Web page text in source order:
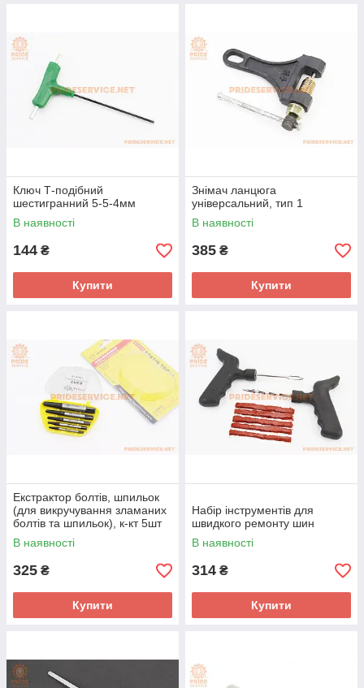
Інструмент для ремонту мотоциклів і скутерів: Набір шарошок
для сідел клапанів Ключ для регулювання клапанів, Знімач
магнето універсальний розжарений Щупи для регулювання
зазорів клапанів Екстрактор болтів, шпильок Набір
Ключ Т-подібний
шестигранний 5-5-4мм
В наявності
144 ₴
Купити
Знімач ланцюга
універсальний, тип 1
В наявності
385 ₴
Купити
Екстрактор болтів, шпильок
(для викручування зламаних
болтів та шпильок), к-кт 5шт
В наявності
325 ₴
Купити
Набір інструментів для
швидкого ремонту шин
В наявності
314 ₴
Купити